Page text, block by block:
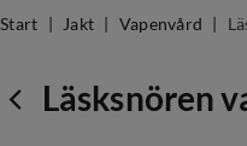
Start Jakt Vapenvård
Läsksnören